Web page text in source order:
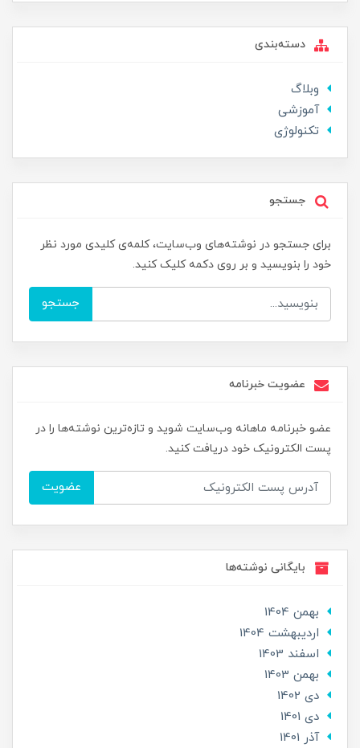
دسته‌بندی
وبلاگ
آموزشی
تکنولوژی
جستجو
برای جستجو در نوشته‌های وب‌سایت، کلمه‌ی کلیدی مورد نظر
خود را بنویسید و بر روی دکمه کلیک کنید.
جستجو
عضویت خبرنامه
عضو خبرنامه ماهانه وب‌سایت شوید و تازه‌ترین نوشته‌ها را در
پست الکترونیک خود دریافت کنید.
عضویت
بایگانی نوشته‌ها
بهمن 1404
ارديبهشت 1404
اسفند 1403
بهمن 1403
دی 1402
دی 1401
آذر 1401